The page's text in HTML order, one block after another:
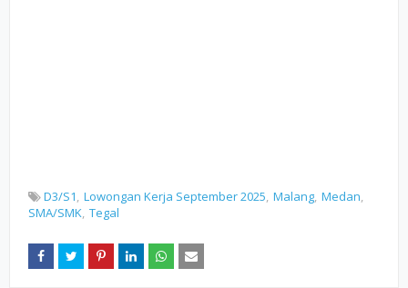
D3/S1 Lowongan Kerja September 2025 Malang Medan
SMA/SMK Tegal